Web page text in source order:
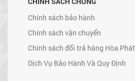
Chính sách bảo hành
Chính sách vận chuyển
Chính sách đổi trả hàng Hòa Phát
Dịch Vụ Bảo Hành Và Quy Định